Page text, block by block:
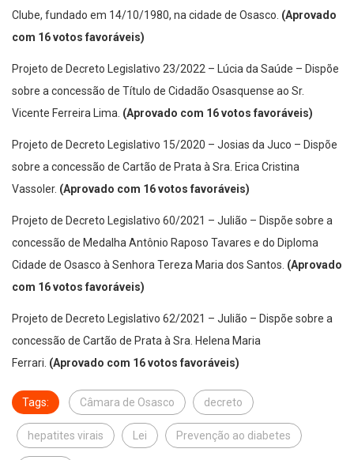
Clube, fundado em 14/10/1980, na cidade de Osasco. (Aprovado
com 16 votos favoráveis)
Projeto de Decreto Legislativo 23/2022 – Lúcia da Saúde – Dispõe
sobre a concessão de Título de Cidadão Osasquense ao Sr.
Vicente Ferreira Lima. (Aprovado com 16 votos favoráveis)
Projeto de Decreto Legislativo 15/2020 – Josias da Juco – Dispõe
sobre a concessão de Cartão de Prata à Sra. Erica Cristina
Vassoler. (Aprovado com 16 votos favoráveis)
Projeto de Decreto Legislativo 60/2021 – Julião – Dispõe sobre a
concessão de Medalha Antônio Raposo Tavares e do Diploma
Cidade de Osasco à Senhora Tereza Maria dos Santos. (Aprovado
com 16 votos favoráveis)
Projeto de Decreto Legislativo 62/2021 – Julião – Dispõe sobre a
concessão de Cartão de Prata à Sra. Helena Maria
Ferrari. (Aprovado com 16 votos favoráveis)
Tags: Câmara de Osasco decreto
hepatites virais Lei Prevenção ao diabetes